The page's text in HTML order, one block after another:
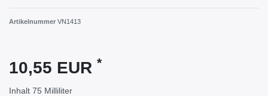
Artikelnummer VN1413
10,55 EUR *
Inhalt 75 Milliliter